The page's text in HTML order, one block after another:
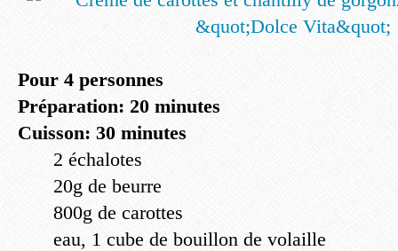
Pour 4 personnes
Préparation: 20 minutes
Cuisson: 30 minutes
2 échalotes
20g de beurre
800g de carottes
eau, 1 cube de bouillon de volaille